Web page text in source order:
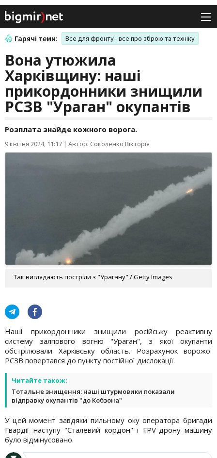
Гарячі теми: Все для фронту - все про зброю та техніку
Вона утюжила
Харківщину: наші
прикордонники знищили
РСЗВ "Ураган" окупантів
Розплата знайде кожного ворога.
9 квітня 2024, 11:17 | Автор: Соколенко Вікторія
Так виглядають постріли з "Урагану" / Getty Images
Наші прикордонники знищили російську реактивну
систему залпового вогню "Ураган", з якої окупанти
обстрілювали Харківську область. Розрахунок ворожої
РСЗВ повертався до пункту постійної дислокації.
Читайте також:
Тотальне знищення: наші штурмовики показали
відправку окупантів "до Кобзона"
У цей момент завдяки пильному оку оператора бригади
Гвардії наступу "Сталевий кордон" і FPV-дрону машину
було відмінусовано.